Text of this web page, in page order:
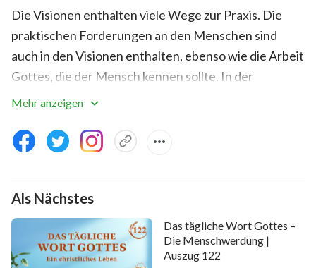
Die Visionen enthalten viele Wege zur Praxis. Die
praktischen Forderungen an den Menschen sind
auch in den Visionen enthalten, ebenso wie die Arbeit
Gottes, die der Mensch kennen sollte. In der
Vergangenheit wurde auf den besonderen oder
abgehalten wurden, nur über einen Aspekt des
Weges der Praxis gesprochen. Diese Praxis war das,
was während des Zeitalters der Gnade in die Tat
umgesetzt werden sollte und hatte so gut wie keine
Beziehung zum Wissen über Gott. Die Vision des
Zeitalters der Gnade war nur die Kreuzigung von
Jesus, und es gab keine größeren Visionen. Der
Mehr anzeigen
Als Nächstes
Das tägliche Wort Gottes –
Die Menschwerdung |
Auszug 122